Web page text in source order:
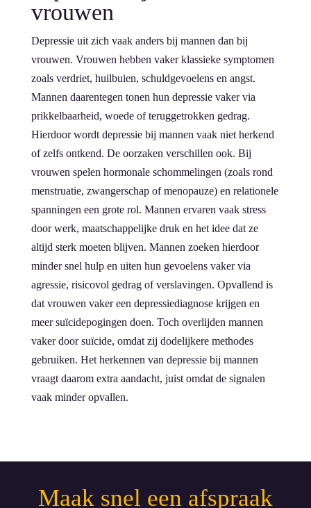
vrouwen
Depressie uit zich vaak anders bij mannen dan bij
vrouwen. Vrouwen hebben vaker klassieke symptomen
zoals verdriet, huilbuien, schuldgevoelens en angst.
Mannen daarentegen tonen hun depressie vaker via
prikkelbaarheid, woede of teruggetrokken gedrag.
Hierdoor wordt depressie bij mannen vaak niet herkend
of zelfs ontkend. De oorzaken verschillen ook. Bij
vrouwen spelen hormonale schommelingen (zoals rond
menstruatie, zwangerschap of menopauze) en relationele
spanningen een grote rol. Mannen ervaren vaak stress
door werk, maatschappelijke druk en het idee dat ze
altijd sterk moeten blijven. Mannen zoeken hierdoor
minder snel hulp en uiten hun gevoelens vaker via
agressie, risicovol gedrag of verslavingen. Opvallend is
dat vrouwen vaker een depressiediagnose krijgen en
meer suïcidepogingen doen. Toch overlijden mannen
vaker door suïcide, omdat zij dodelijkere methodes
gebruiken. Het herkennen van depressie bij mannen
vraagt daarom extra aandacht, juist omdat de signalen
vaak minder opvallen.
Maak snel een afspraak